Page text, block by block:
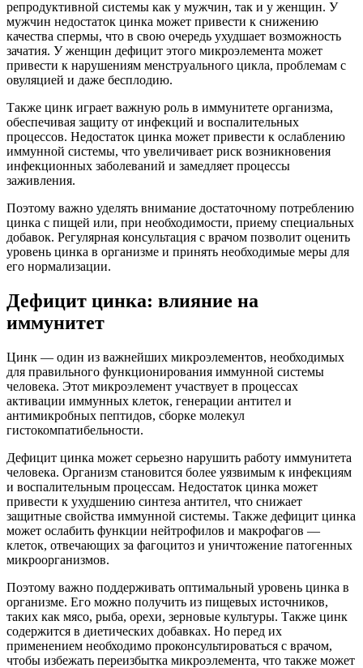
репродуктивной системы как у мужчин, так и у женщин. У
мужчин недостаток цинка может привести к снижению
качества спермы, что в свою очередь ухудшает возможность
зачатия. У женщин дефицит этого микроэлемента может
привести к нарушениям менструального цикла, проблемам с
овуляцией и даже бесплодию.
Также цинк играет важную роль в иммунитете организма,
обеспечивая защиту от инфекций и воспалительных
процессов. Недостаток цинка может привести к ослаблению
иммунной системы, что увеличивает риск возникновения
инфекционных заболеваний и замедляет процессы
заживления.
Поэтому важно уделять внимание достаточному потреблению
цинка с пищей или, при необходимости, приему специальных
добавок. Регулярная консультация с врачом позволит оценить
уровень цинка в организме и принять необходимые меры для
его нормализации.
Дефицит цинка: влияние на
иммунитет
Цинк — один из важнейших микроэлементов, необходимых
для правильного функционирования иммунной системы
человека. Этот микроэлемент участвует в процессах
активации иммунных клеток, генерации антител и
антимикробных пептидов, сборке молекул
гистокомпатибельности.
Дефицит цинка может серьезно нарушить работу иммунитета
человека. Организм становится более уязвимым к инфекциям
и воспалительным процессам. Недостаток цинка может
привести к ухудшению синтеза антител, что снижает
защитные свойства иммунной системы. Также дефицит цинка
может ослабить функции нейтрофилов и макрофагов —
клеток, отвечающих за фагоцитоз и уничтожение патогенных
микроорганизмов.
Поэтому важно поддерживать оптимальный уровень цинка в
организме. Его можно получить из пищевых источников,
таких как мясо, рыба, орехи, зерновые культуры. Также цинк
содержится в диетических добавках. Но перед их
применением необходимо проконсультироваться с врачом,
чтобы избежать переизбытка микроэлемента, что также может